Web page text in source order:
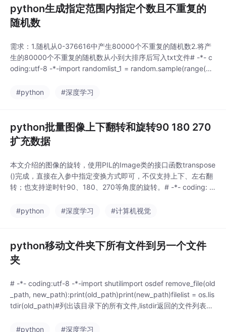
python生成指定范围内指定个数且不重复的
随机数
需求：1.随机从0-376616中产生80000个不重复的随机数2.将产
生的80000个不重复的随机数从小到大排序后写入txt文件# -*- c
oding:utf-8 -*-import randomlist_1 = random.sample(range(0,
机数list_1.sort()# 升序排序# pri
#python #深度学习
python批量图像上下翻转和旋转90 180 270
扩充数据
本文介绍的图像的旋转，使用PIL的Image类的接口函数transpose
()完成，直接在入参中指定变换方式即可，不仅支持上下、左右翻
转；也支持逆时针90、180、270等角度的旋转。# -*- coding: ut
da_all/'# 原始图片路径rotate_180 =
#python #深度学习 #计算机视觉
python移动文件夹下所有文件到另一个文件
夹
# -*- coding:utf-8 -*-import shutilimport osdef remove_file(old
_path, new_path):print(old_path)print(new_path)filelist = os.lis
tdir(old_path)#列出该目录下的所有文件,listdir返回的文件列表是
#python
#深度学习